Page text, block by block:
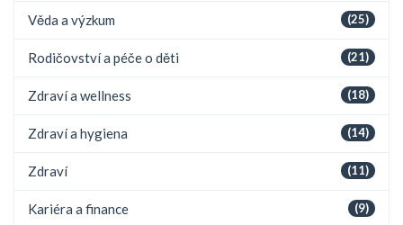
(25)
Věda a výzkum
(21)
Rodičovství a péče o děti
(18)
Zdraví a wellness
(14)
Zdraví a hygiena
(11)
Zdraví
(9)
Kariéra a finance